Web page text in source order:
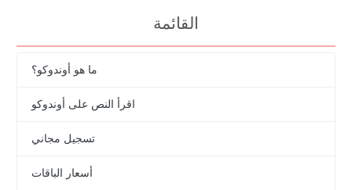
القائمة
ما هو أوندوكو؟
اقرأ النص على أوندوكو
تسجيل مجاني
أسعار الباقات